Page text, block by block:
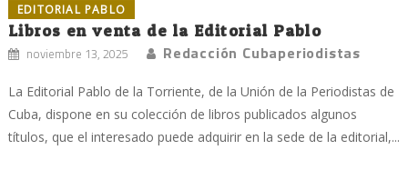
EDITORIAL PABLO
Libros en venta de la Editorial Pablo
noviembre 13, 2025 Redacción Cubaperiodistas
La Editorial Pablo de la Torriente, de la Unión de la Periodistas de
Cuba, dispone en su colección de libros publicados algunos
títulos, que el interesado puede adquirir en la sede de la editorial,...